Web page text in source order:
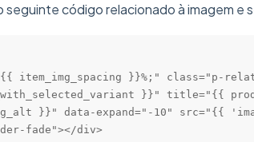
código relacionado à imagem e
item_img_spacing }}%;" class="p-
}}" title="{{
}}" data-expand="-10" src="{{
fade"></div>